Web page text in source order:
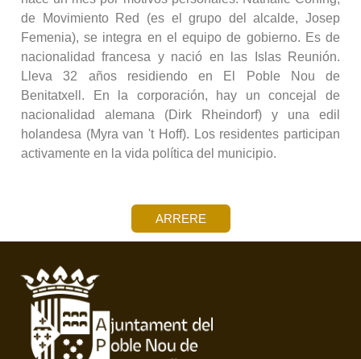
de Movimiento Red (es el grupo del alcalde, Josep
Femenia), se integra en el equipo de gobierno. Es de
nacionalidad francesa y nació en las Islas Reunión.
Lleva 32 años residiendo en El Poble Nou de
Benitatxell. En la corporación, hay un concejal de
nacionalidad alemana (Dirk Rheindorf) y una edil
holandesa (Myra van 't Hoff). Los residentes participan
activamente en la vida política del municipio.
ARRERE